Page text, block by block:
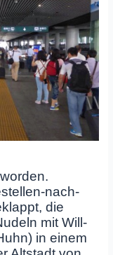
nach-
die
mit Will-
in einem